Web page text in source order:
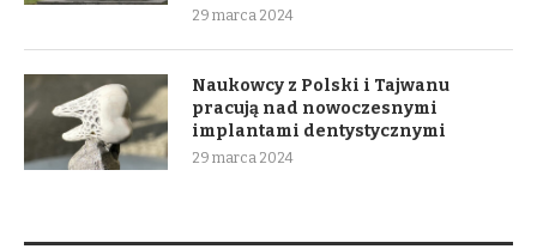
29 marca 2024
Naukowcy z Polski i Tajwanu
pracują nad nowoczesnymi
implantami dentystycznymi
29 marca 2024